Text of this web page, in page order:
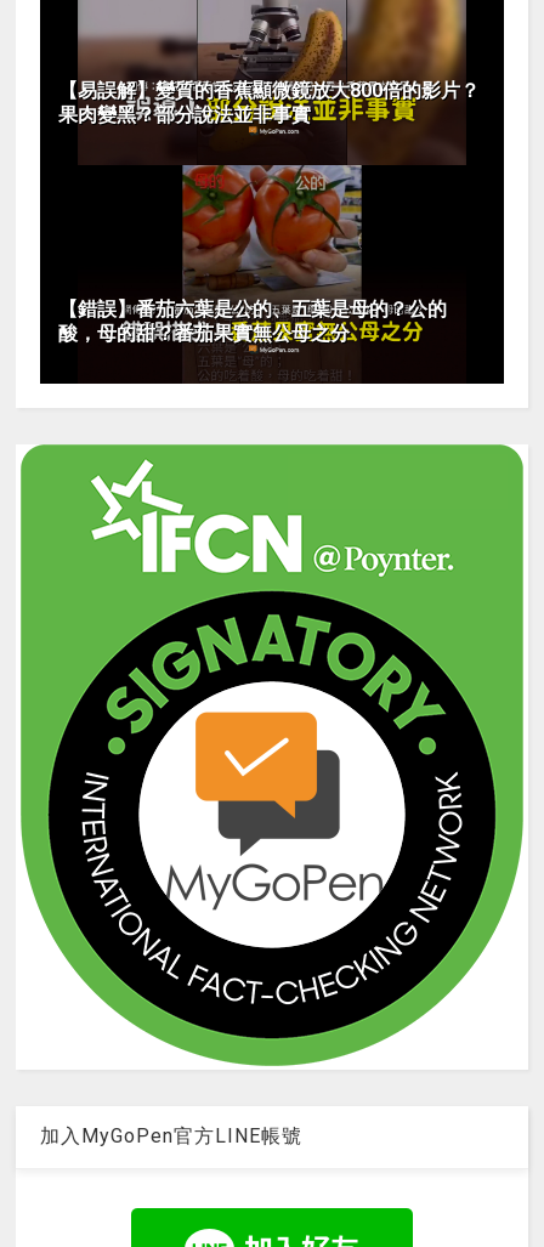
【易誤解】變質的香蕉顯微鏡放大800倍的影片？
果肉變黑？部分說法並非事實
【錯誤】番茄六葉是公的、五葉是母的？公的
酸，母的甜？番茄果實無公母之分
加入MyGoPen官方LINE帳號